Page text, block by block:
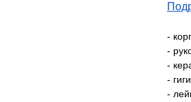
-
-
-
-
-